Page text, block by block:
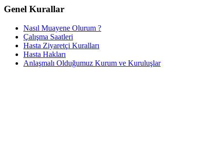
Genel Kurallar
Nasıl Muayene Olurum ?
Çalışma Saatleri
Hasta Ziyaretçi Kuralları
Hasta Hakları
Anlaşmalı Olduğumuz Kurum ve Kuruluşlar